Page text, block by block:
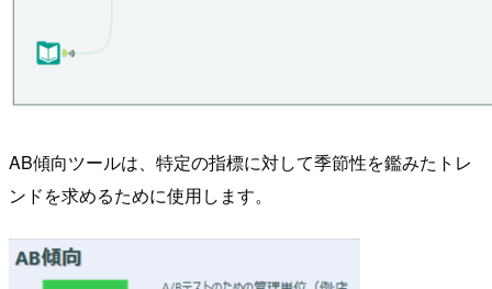
AB傾向ツールは、特定の指標に対して季節性を鑑みたトレ
ンドを求めるために使用します。